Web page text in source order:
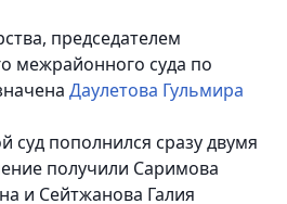
председателем
межрайонного суда по
Даулетова Гульмира
суд пополнился сразу двумя
получили Саримова
и Сейтжанова Галия